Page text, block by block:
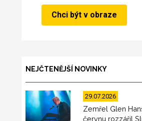
NEJČTENĚJŠÍ NOVINKY
29.07.2026
Zemřel Glen
červnu rozzářil